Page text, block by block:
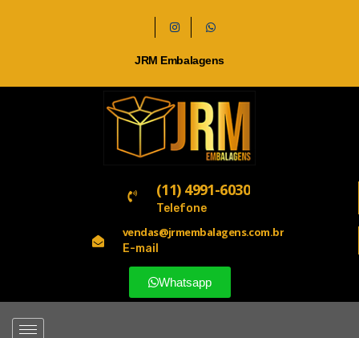
JRM Embalagens
(11) 4991-6030
Telefone
vendas@jrmembalagens.com.br
E-mail
Whatsapp